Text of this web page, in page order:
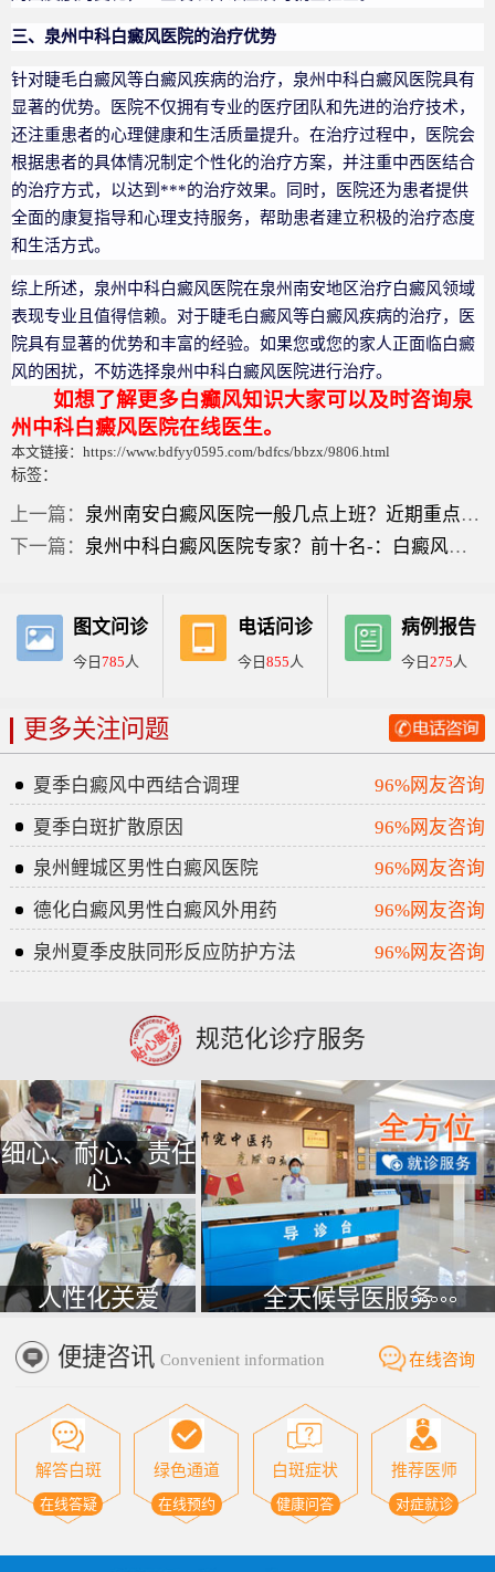
三、泉州中科白癜风医院的治疗优势
针对睫毛白癜风等白癜风疾病的治疗，泉州中科白癜风医院具有
显著的优势。医院不仅拥有专业的医疗团队和先进的治疗技术，
还注重患者的心理健康和生活质量提升。在治疗过程中，医院会
根据患者的具体情况制定个性化的治疗方案，并注重中西医结合
的治疗方式，以达到***的治疗效果。同时，医院还为患者提供
全面的康复指导和心理支持服务，帮助患者建立积极的治疗态度
和生活方式。
综上所述，泉州中科白癜风医院在泉州南安地区治疗白癜风领域
表现专业且值得信赖。对于睫毛白癜风等白癜风疾病的治疗，医
院具有显著的优势和丰富的经验。如果您或您的家人正面临白癜
风的困扰，不妨选择泉州中科白癜风医院进行治疗。
如想了解更多白癫风知识大家可以及时咨询泉
州中科白癜风医院在线医生。
本文链接：https://www.bdfyy0595.com/bdfcs/bbzx/9806.html
标签：
上一篇： 泉州南安白癜风医院一般几点上班？近期重点：非节段型白癜风什么症状？
下一篇： 泉州中科白癜风医院专家？前十名-：白癜风症状有三点？
图文问诊
今日785人
电话问诊
今日 855人
病例报告
今日275人
更多关注问题
夏季白癜风中西结合调理
96%网友咨询
夏季白斑扩散原因
96%网友咨询
泉州鲤城区男性白癜风医院
96%网友咨询
德化白癜风男性白癜风外用药
96%网友咨询
泉州夏季皮肤同形反应防护方法
96%网友咨询
规范化诊疗服务
细心、耐心、责任
心
人性化关爱 全天候导医服务
便捷咨讯 Convenient information 在线咨询
解答白斑
在线答疑
绿色通道
在线预约
白斑症状
健康问答
推荐医师
对症就诊